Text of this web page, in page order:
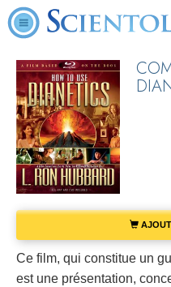
Ce film, qui constitue un
est une présentation,